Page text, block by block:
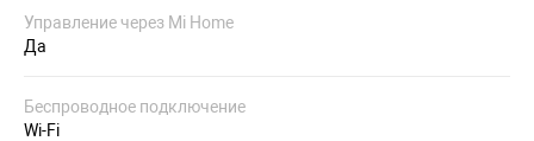
Управление через Mi Home
Да
Беспроводное подключение
Wi-Fi